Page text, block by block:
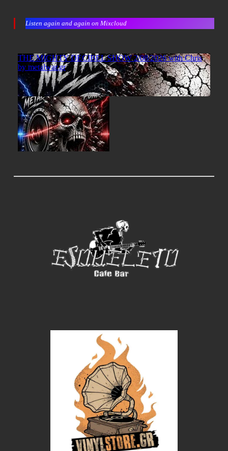
Listen again and again on Mixcloud